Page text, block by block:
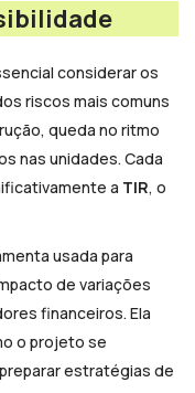
considerar os
riscos mais comuns
queda no ritmo
nas unidades. Cada
a TIR, o
usada para
de variações
financeiros. Ela
o projeto se
estratégias de